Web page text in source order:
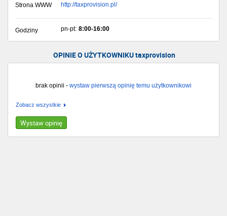
Strona WWW http://taxprovision.pl/
Godziny pn-pt: 8:00-16:00
OPINIE O UŻYTKOWNIKU taxprovision
brak opinii - wystaw pierwszą opinię temu użytkownikowi
Zobacz wszystkie
Wystaw opinię